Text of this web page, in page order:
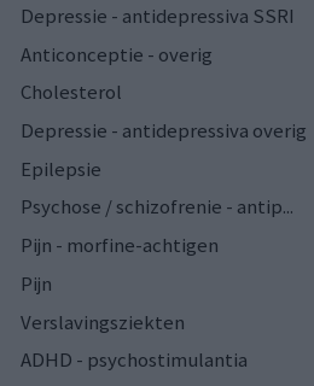
Depressie - antidepressiva SSRI
Anticonceptie - overig
Cholesterol
Depressie - antidepressiva overig
Epilepsie
Psychose / schizofrenie - antip...
Pijn - morfine-achtigen
Pijn
Verslavingsziekten
ADHD - psychostimulantia